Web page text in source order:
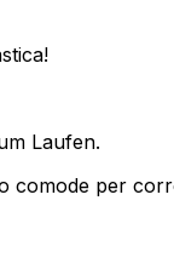
Laufen.
comode per